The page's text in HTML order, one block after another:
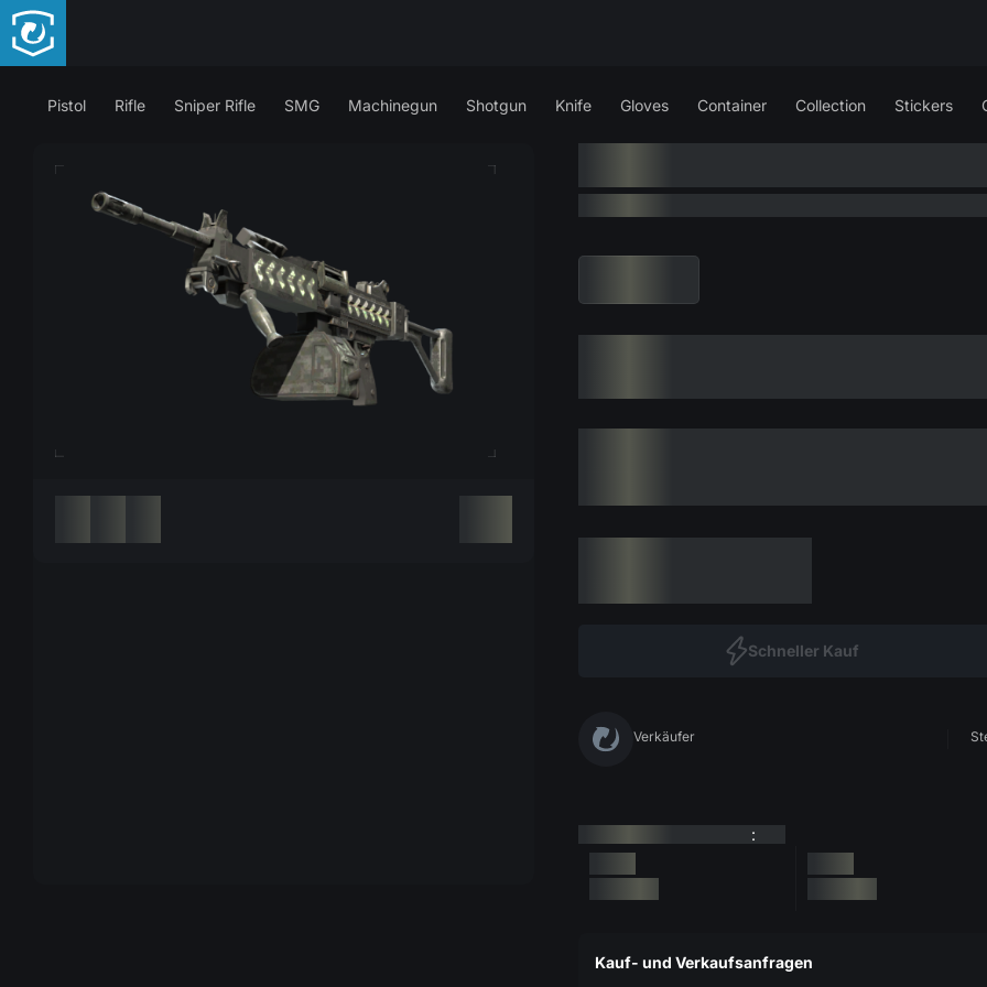
Pistol Rifle Sniper Rifle SMG Machinegun Shotgun Knife Gloves Container Collection Stickers
Schneller Kauf
Verkäufer
:
Kauf- und Verkaufsanfragen